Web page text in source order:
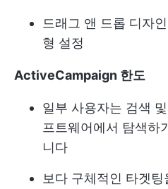
드래그 앤 드롭 디자
형 설정
ActiveCampaign 한도
일부 사용자는 검색
프트웨어에서 탐색하
니다
보다 구체적인 타겟